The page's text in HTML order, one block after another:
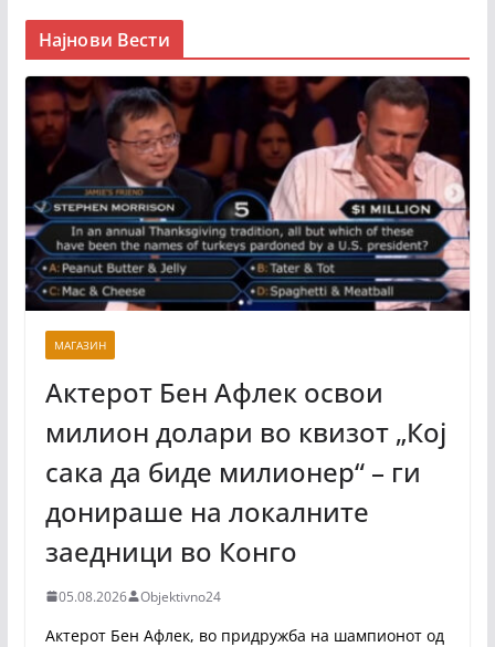
Најнови Вести
МАГАЗИН
Актерот Бен Афлек освои
милион долари во квизот „Кој
сака да биде милионер“ – ги
донираше на локалните
заедници во Конго
05.08.2026 Objektivno24
Актерот Бен Афлек, во придружба на шампионот од